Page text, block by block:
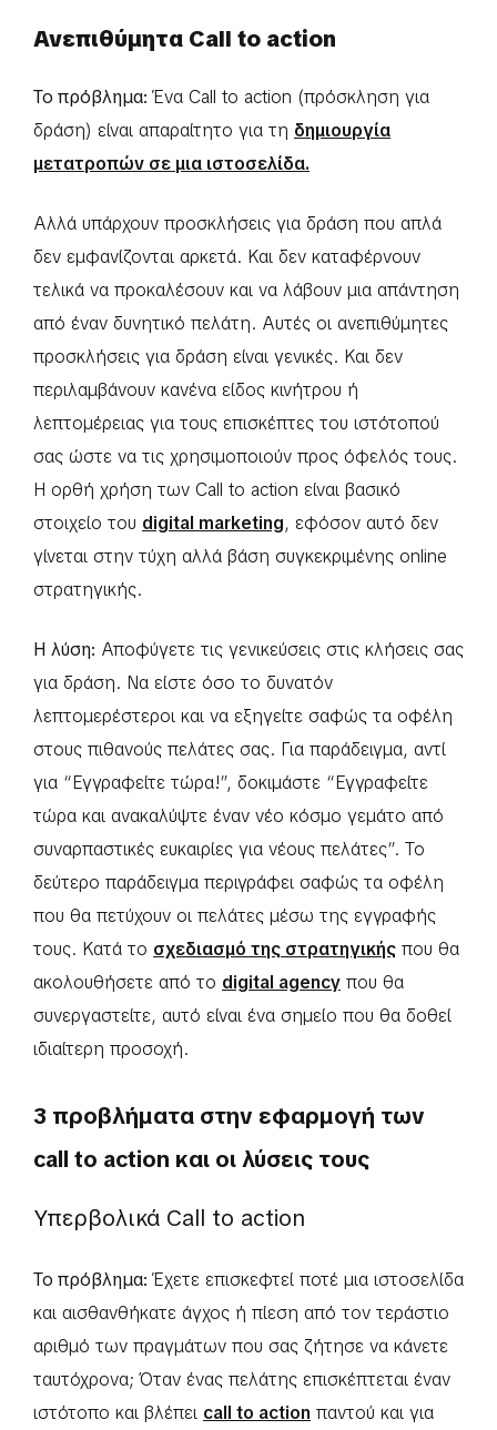
Ανεπιθύμητα Call to action
Το πρόβλημα: Ένα Call to action (πρόσκληση για
δράση) είναι απαραίτητο για τη δημιουργία
μετατροπών σε μια ιστοσελίδα.
Αλλά υπάρχουν προσκλήσεις για δράση που απλά
δεν εμφανίζονται αρκετά. Και δεν καταφέρνουν
τελικά να προκαλέσουν και να λάβουν μια απάντηση
από έναν δυνητικό πελάτη. Αυτές οι ανεπιθύμητες
προσκλήσεις για δράση είναι γενικές. Και δεν
περιλαμβάνουν κανένα είδος κινήτρου ή
λεπτομέρειας για τους επισκέπτες του ιστότοπού
σας ώστε να τις χρησιμοποιούν προς όφελός τους.
Η ορθή χρήση των Call to action είναι βασικό
στοιχείο του digital marketing, εφόσον αυτό δεν
γίνεται στην τύχη αλλά βάση συγκεκριμένης online
στρατηγικής.
Η λύση: Αποφύγετε τις γενικεύσεις στις κλήσεις σας
για δράση. Να είστε όσο το δυνατόν
λεπτομερέστεροι και να εξηγείτε σαφώς τα οφέλη
στους πιθανούς πελάτες σας. Για παράδειγμα, αντί
για “Εγγραφείτε τώρα!”, δοκιμάστε “Εγγραφείτε
τώρα και ανακαλύψτε έναν νέο κόσμο γεμάτο από
συναρπαστικές ευκαιρίες για νέους πελάτες”. Το
δεύτερο παράδειγμα περιγράφει σαφώς τα οφέλη
που θα πετύχουν οι πελάτες μέσω της εγγραφής
τους. Κατά το σχεδιασμό της στρατηγικής που θα
ακολουθήσετε από το digital agency που θα
συνεργαστείτε, αυτό είναι ένα σημείο που θα δοθεί
ιδιαίτερη προσοχή.
3 προβλήματα στην εφαρμογή των
call to action και οι λύσεις τους
Υπερβολικά Call to action
Το πρόβλημα: Έχετε επισκεφτεί ποτέ μια ιστοσελίδα
και αισθανθήκατε άγχος ή πίεση από τον τεράστιο
αριθμό των πραγμάτων που σας ζήτησε να κάνετε
ταυτόχρονα; Όταν ένας πελάτης επισκέπτεται έναν
ιστότοπο και βλέπει call to action παντού και για